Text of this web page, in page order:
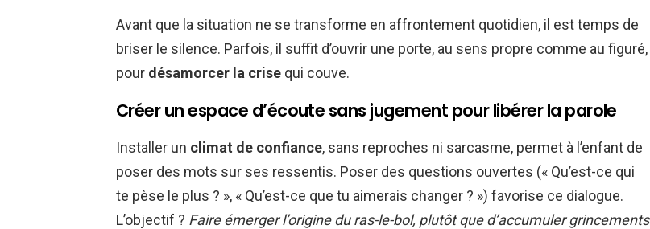
Avant que la situation ne se transforme en affrontement quotidien, il est temps de
briser le silence. Parfois, il suffit d’ouvrir une porte, au sens propre comme au figuré,
pour désamorcer la crise qui couve.
Créer un espace d’écoute sans jugement pour libérer la parole
Installer un climat de confiance, sans reproches ni sarcasme, permet à l’enfant de
poser des mots sur ses ressentis. Poser des questions ouvertes (« Qu’est-ce qui
te pèse le plus ? », « Qu’est-ce que tu aimerais changer ? ») favorise ce dialogue.
L’objectif ? Faire émerger l’origine du ras-le-bol, plutôt que d’accumuler grincements